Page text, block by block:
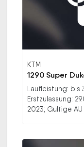
KTM
1290 Super
Laufleistung: bis
Erstzulassung:
2023; Gültige